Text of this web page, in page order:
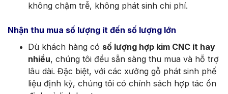
không chậm trễ, không phát sinh chi phí.
Nhận thu mua số lượng ít đến số lượng lớn
Dù khách hàng có số lượng hợp kim CNC ít hay
nhiều, chúng tôi đều sẵn sàng thu mua và hỗ trợ
lâu dài. Đặc biệt, với các xưởng gỗ phát sinh phế
liệu định kỳ, chúng tôi có chính sách hợp tác ổn